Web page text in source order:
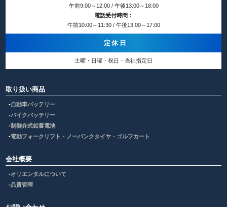
午前9:00～12:00 / 午後13:00～18:00
電話受付時間：
午前10:00～11:30 / 午後13:00～17:00
定休日
土曜・日曜・祝日・当社指定日
取り扱い商品
自動車バッテリー
バイクバッテリー
制御弁式鉛蓄電池
電動フォークリフト・ノーパンクタイヤ・ゴルフカート
会社概要
オリエンタルについて
品質管理